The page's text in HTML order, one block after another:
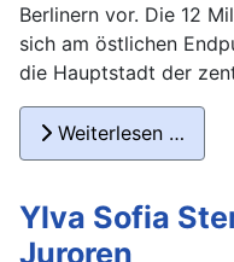
Berlinern vor. Die 12
sich am östlichen
die Hauptstadt der
Weiterlesen …
Ylva Sofia
Juroren